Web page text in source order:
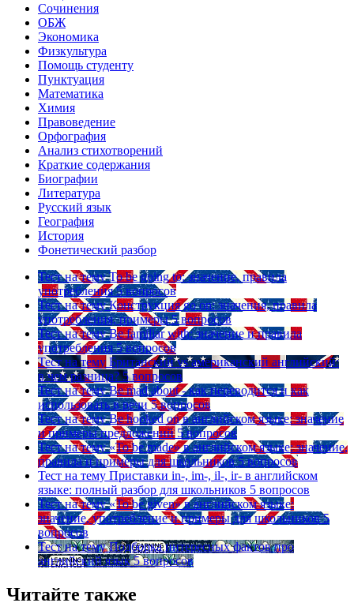
Сочинения
ОБЖ
Экономика
Физкультура
Помощь студенту
Пунктуация
Математика
Химия
Правоведение
Орфография
Анализ стихотворений
Краткие содержания
Биографии
Литература
Русский язык
География
История
Фонетический разбор
Тест на тему To be going to: значение, правила
употребления 5 вопросов
Тест на тему Конструкция go on: значения, правила
употребления, примеры 5 вопросов
Тест на тему Be familiar with: значение и правила
употребления 5 вопросов
Тест на тему Британский vs американский английский:
в чем разница? 5 вопросов
Тест на тему Be mad about - как переводится и как
использовать в речи 5 вопросов
Тест на тему Be hooked on в английском языке: значение
и примеры предложений 5 вопросов
Тест на тему «To be made» в английском языке: значение,
правила и примеры для школьников 5 вопросов
Тест на тему Приставки in-, im-, il-, ir- в английском
языке: полный разбор для школьников 5 вопросов
Тест на тему «To be given» в английском языке:
значение, употребление и примеры для школьников 5
вопросов
Тест на тему Подборка интересных фактов про
английский язык 5 вопросов
Читайте также